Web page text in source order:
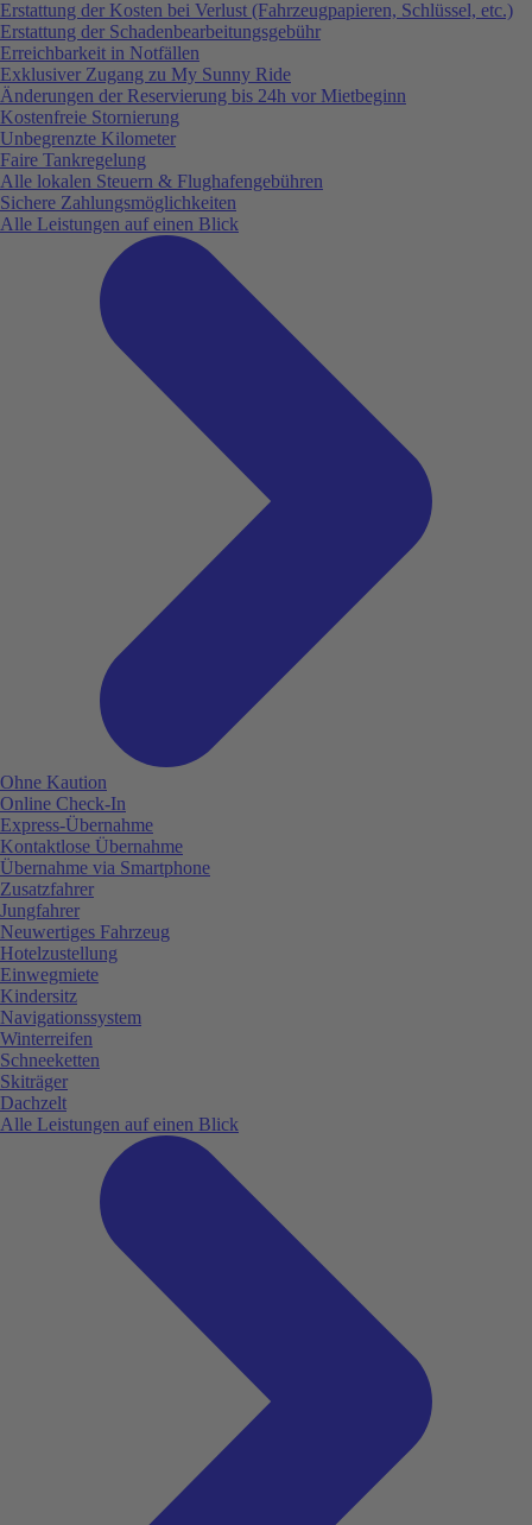
Erstattung der Kosten bei Verlust (Fahrzeugpapieren, Schlüssel, etc.)
Erstattung der Schadenbearbeitungsgebühr
Erreichbarkeit in Notfällen
Exklusiver Zugang zu My Sunny Ride
Änderungen der Reservierung bis 24h vor Mietbeginn
Kostenfreie Stornierung
Unbegrenzte Kilometer
Faire Tankregelung
Alle lokalen Steuern & Flughafengebühren
Sichere Zahlungsmöglichkeiten
Alle Leistungen auf einen Blick
Ohne Kaution
Online Check-In
Express-Übernahme
Kontaktlose Übernahme
Übernahme via Smartphone
Zusatzfahrer
Jungfahrer
Neuwertiges Fahrzeug
Hotelzustellung
Einwegmiete
Kindersitz
Navigationssystem
Winterreifen
Schneeketten
Skiträger
Dachzelt
Alle Leistungen auf einen Blick